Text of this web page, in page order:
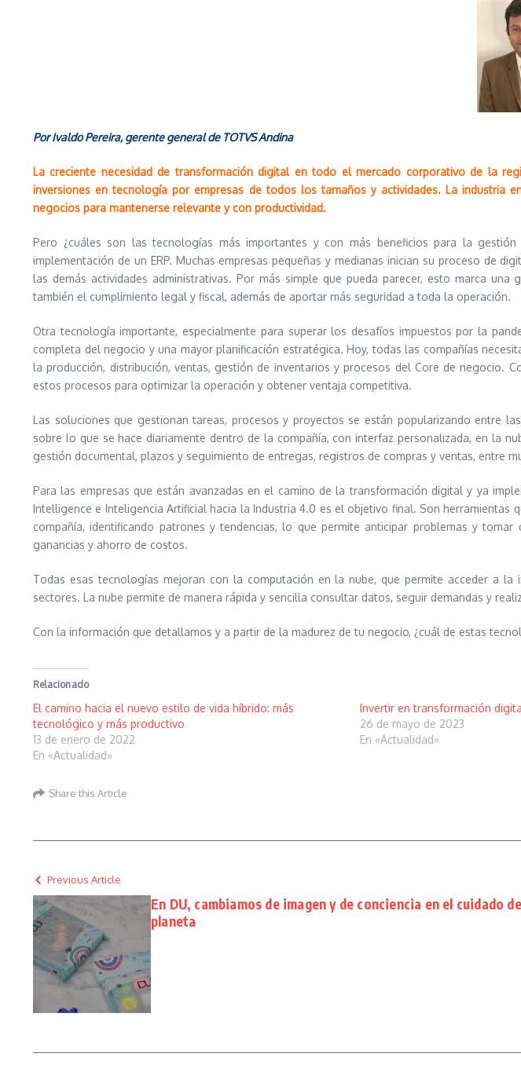
PorIvaldo Pereira, gerente general de TOTVS Andina
La creciente necesidad de transformación digital en todo el mercado corporativo de la
inversiones en tecnología por empresas de todos los tamaños y actividades. La
negocios para mantenerse relevante y con productividad.
Pero ¿cuáles son las tecnologías más importantes y con más beneficios para la
implementación de un ERP. Muchas empresas pequeñas y medianas inician su proceso de
las demás actividades administrativas. Por más simple que pueda parecer, esto marca
también el cumplimiento legal y fiscal, además de aportar más seguridad a toda la operación.
Otra tecnología importante, especialmente para superar los desafíos impuestos por la
completa del negocio y una mayor planificación estratégica. Hoy, todas las compañías
la producción, distribución, ventas, gestión de inventarios y procesos del Core de negocio.
estos procesos para optimizar la operación y obtener ventaja competitiva.
Las soluciones que gestionan tareas, procesos y proyectos se están popularizando entre
sobre lo que se hace diariamente dentro de la compañía, con interfaz personalizada, en la
gestión documental, plazos y seguimiento de entregas, registros de compras y ventas, entre
Para las empresas que están avanzadas en el camino de la transformación digital y ya
Intelligence e Inteligencia Artificial hacia la Industria 4.0 es el objetivo final. Son
compañía, identificando patrones y tendencias, lo que permite anticipar problemas y
ganancias y ahorro de costos.
Todas esas tecnologías mejoran con la computación en la nube, que permite acceder a
sectores. La nube permite de manera rápida y sencilla consultar datos, seguir demandas y
Con la información que detallamos y a partir de la madurez de tu negocio, ¿cuál de estas
Relacionado
El camino hacia el nuevo estilo de vida híbrido: más
tecnológico y más productivo
13 de enero de 2022
En «Actualidad»
Invertir en transformación
26 de mayo de 2023
En «Actualidad»
Share this Article
Previous Article
En DU, cambiamos de imagen y de conciencia en el cuidado
planeta